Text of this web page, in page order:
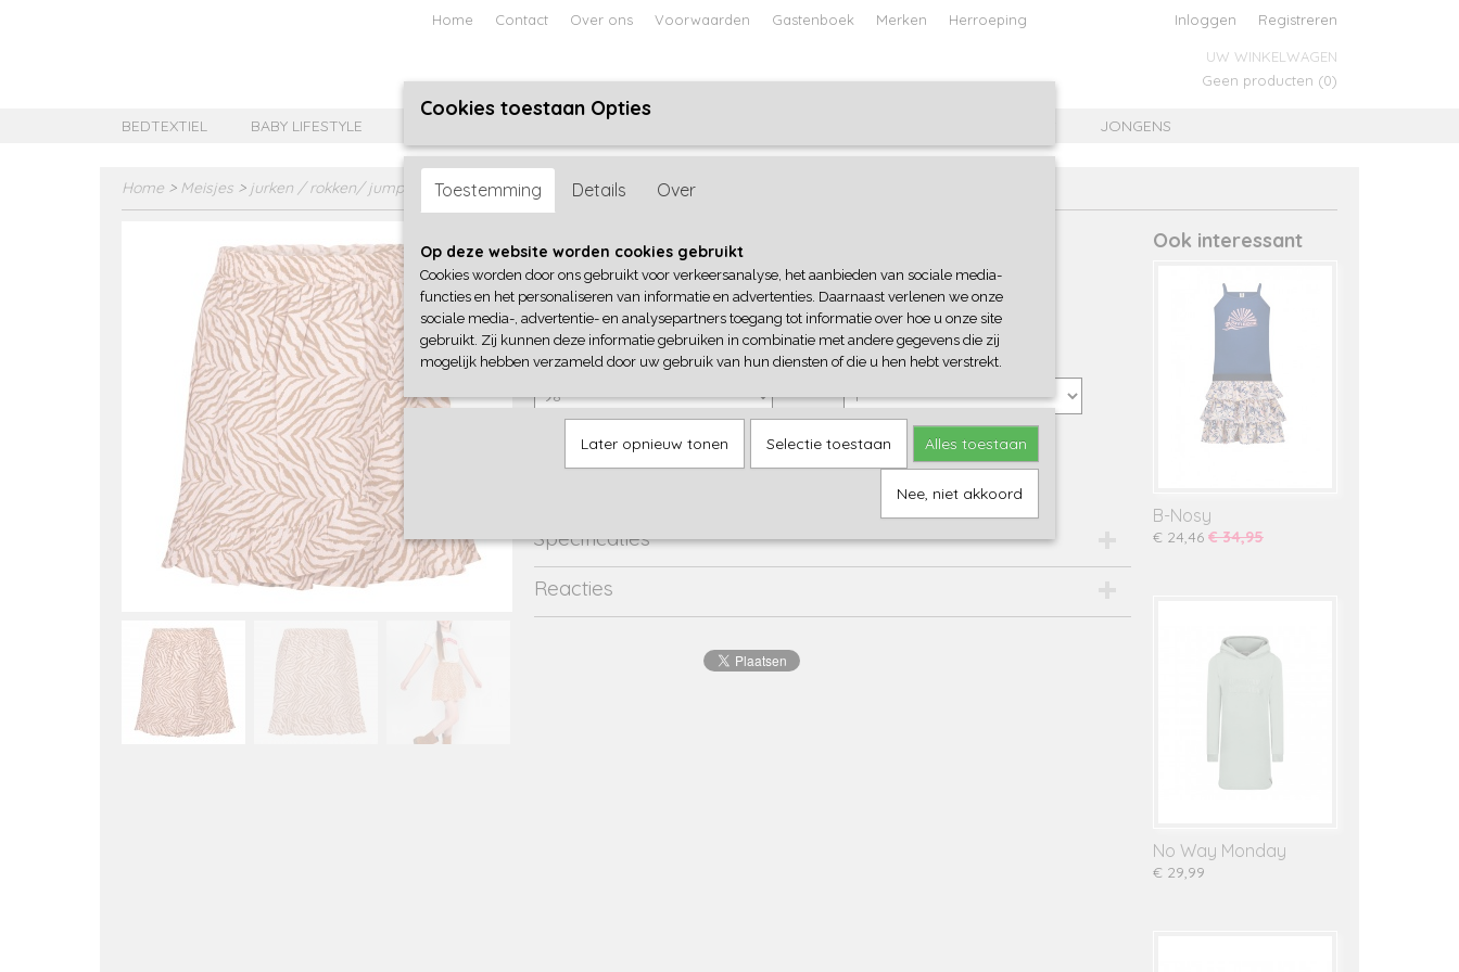
Home Contact Over ons Voorwaarden Gastenboek Merken Herroeping Inloggen Registreren
UW WINKELWAGEN
Geen producten (0)
BEDTEXTIEL BABY LIFESTYLE JONGENS BABY JONGENS
Home > Meisjes > jurken / rokken/ jumpsuit >No Way Monday
No Way Monday
€ 24,99 (inclusief btw 21%)
✓Op voorraad
No Way Monday Aantal
IN WINKELWAGEN
Specificaties
EAN code
Productcode leverancier
46012
Reacties
Ook interessant
B-Nosy
€ 24,46 € 34,95
No Way Monday
€ 29,99
Cookies toestaan Opties
Toestemming Details Over
Op deze website worden cookies gebruikt
Cookies worden door ons gebruikt voor verkeersanalyse, het aanbieden van sociale media-
functies en het personaliseren van informatie en advertenties. Daarnaast verlenen we onze
sociale media-, advertentie- en analysepartners toegang tot informatie over hoe u onze site
gebruikt. Zij kunnen deze informatie gebruiken in combinatie met andere gegevens die zij
mogelijk hebben verzameld door uw gebruik van hun diensten of die u hen hebt verstrekt.
Later opnieuw tonen Selectie toestaan Alles toestaan
Nee, niet akkoord